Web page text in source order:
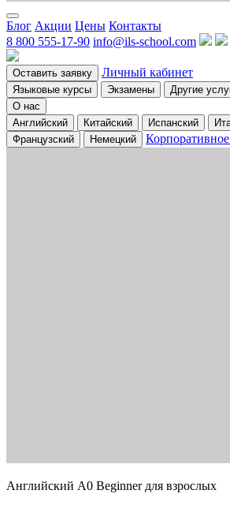
Блог Акции Цены Контакты
8 800 555-17-90 info@ils-school.com
Оставить заявку Личный кабинет
Языковые курсы Экзамены Другие
О нас
Английский
Китайский Испанский
Французский
Немецкий
Английский A0 Beginner для взрослых